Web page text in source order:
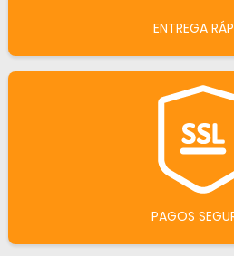
ENTREGA
PAGOS